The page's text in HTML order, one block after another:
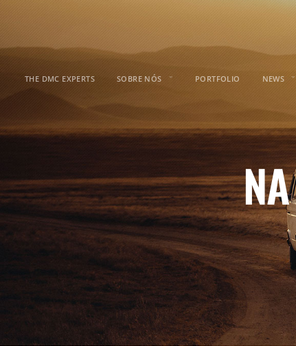
THE DMC EXPERTS SOBRE NÓS PORTFOLIO NEWS